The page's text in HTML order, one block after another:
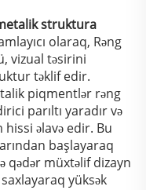
struktura
olaraq, Rəng
vizual təsirini
təklif edir.
piqmentlər rəng
parıltı yaradır və
əlavə edir. Bu
başlayaraq
qədər müxtəlif dizayn
yüksək